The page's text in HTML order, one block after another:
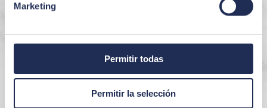
Marketing
Permitir todas
Permitir la selección